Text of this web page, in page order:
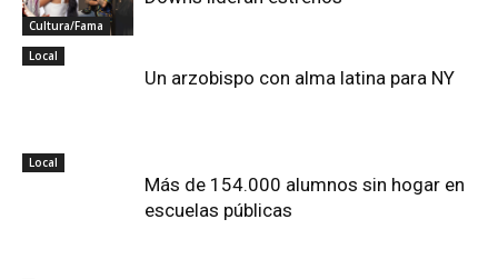
Cultura/Fama
Local
Un arzobispo con alma latina para NY
Local
Más de 154.000 alumnos sin hogar en
escuelas públicas